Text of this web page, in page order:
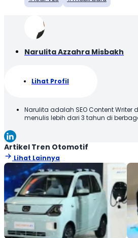
Narulita Azzahra Misbakh
Lihat Profil
Narulita adalah SEO Content
menulis lebih dari 3 tahun di
kepada para pembaca. Terima
tulis saya, semoga tulisan ini bisa
Artikel Tren Otomotif
Lihat Lainnya